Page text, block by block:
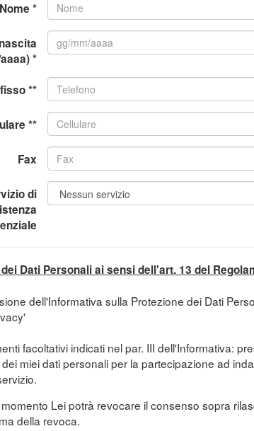
Nome *
*
**
**
Fax
di
Dati Personali ai sensi dell'art. 13 del
dell'Informativa sulla Protezione dei Dati
facoltativi indicati nel par. III dell'Informativa:
miei dati personali per la partecipazione ad
Lei potrà revocare il consenso sopra
della revoca.